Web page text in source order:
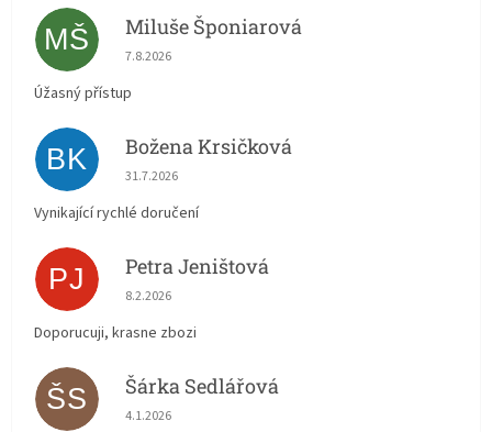
MŠ Miluše Šponiarová
Hodnocení obchodu je 5 z 5 hvězdiček.
7.8.2026
Úžasný přístup
BK Božena Krsičková
Hodnocení obchodu je 5 z 5 hvězdiček.
31.7.2026
Vynikající rychlé doručení
PJ Petra Jeništová
Hodnocení obchodu je 5 z 5 hvězdiček.
8.2.2026
Doporucuji, krasne zbozi
ŠS Šárka Sedlářová
Hodnocení obchodu je 5 z 5 hvězdiček.
4.1.2026